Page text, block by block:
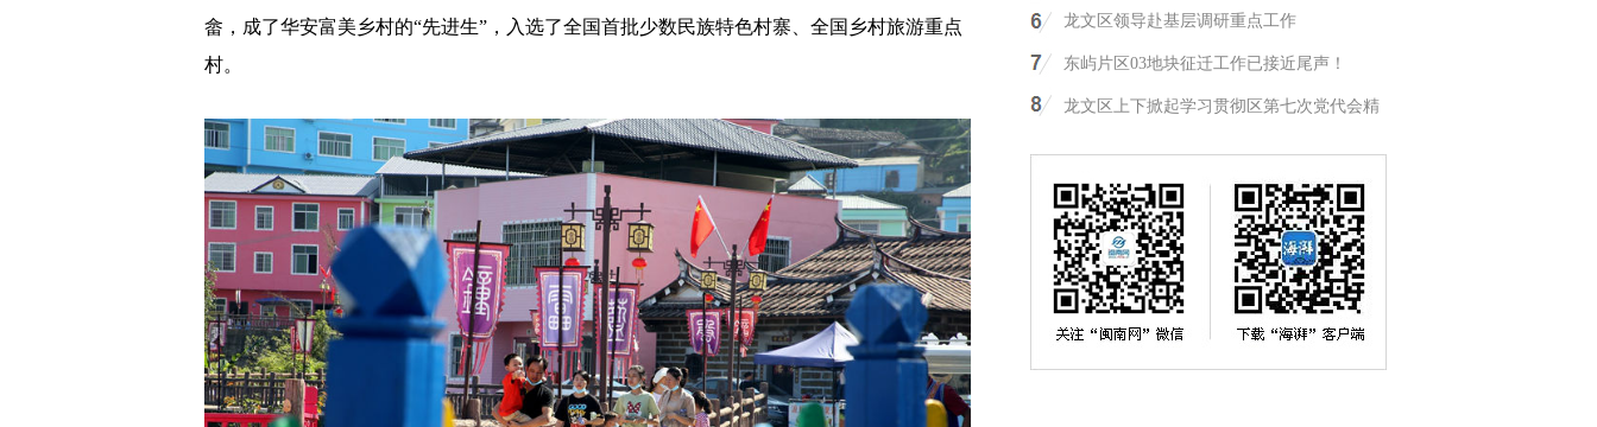
畲，成了华安富美乡村的“先进生”，入选了全国首批少数民族特色村寨、全国乡村旅游重点
村。
龙文区领导赴基层调研重点工作
东屿片区03地块征迁工作已接近尾声！
龙文区上下掀起学习贯彻区第七次党代会精